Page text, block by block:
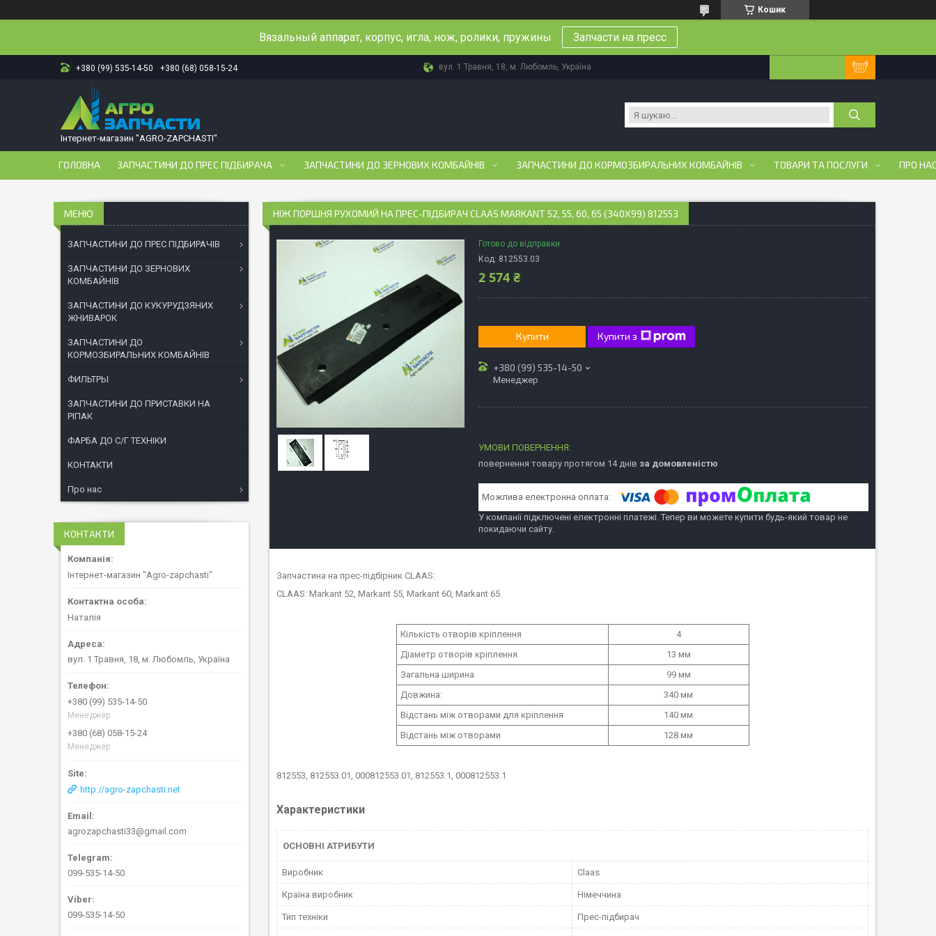
Кошик
Вязальный аппарат, корпус, игла, нож, ролики, пружины Запчасти на пресс
+380 (99) 535-14-50 +380 (68) 058-15-24 вул. 1 Травня, 18, м. Любомль, Україна
Інтернет-магазин "AGRO-ZAPCHASTI"
ГОЛОВНА ЗАПЧАСТИНИ ДО ПРЕС ПІДБИРАЧА ЗАПЧАСТИНИ ДО ЗЕРНОВИХ КОМБАЙНІВ ЗАПЧАСТИНИ ДО КОРМОЗБИРАЛЬНИХ КОМБАЙНІВ ТОВАРИ ТА ПОСЛУГИ ПРО
НІЖ ПОРШНЯ РУХОМИЙ НА ПРЕС-ПІДБИРАЧ CLAAS MARKANT 52, 55, 60, 65 (340X99) 812553
Готово до відправки
Код: 812553.03
2 574 ₴
Купити Купити з
+380 (99) 535-14-50
Менеджер
повернення товару протягом 14 днів за домовленістю
У компанії підключені електронні платежі. Тепер ви можете купити будь-який товар не
покидаючи сайту.
Запчастина на прес-підбірник CLAAS:
CLAAS: Markant 52, Markant 55, Markant 60, Markant 65.
Кількість отворів кріплення
4
Діаметр отворів кріплення
13 мм
Загальна ширина
99 мм
Довжина:
340 мм
Відстань між отворами для кріплення
140 мм
Відстань між отворами
128 мм
812553, 812553.01, 000812553.01, 812553.1, 000812553.1
Характеристики
ОСНОВНІ АТРИБУТИ
Виробник Claas
Країна виробник Німеччина
Тип техніки Прес-підбирач
ЗАПЧАСТИНИ ДО ПРЕС ПІДБИРАЧІВ
ЗАПЧАСТИНИ ДО ЗЕРНОВИХ
КОМБАЙНІВ
ЗАПЧАСТИНИ ДО КУКУРУДЗЯНИХ
ЖНИВАРОК
ЗАПЧАСТИНИ ДО
КОРМОЗБИРАЛЬНИХ КОМБАЙНІВ
ФИЛЬТРЫ
ЗАПЧАСТИНИ ДО ПРИСТАВКИ НА
РІПАК
ФАРБА ДО С/Г ТЕХНІКИ
КОНТАКТИ
Про нас
КОНТАКТИ
Інтернет-магазин "Agro-zapchasti"
Наталія
вул. 1 Травня, 18, м. Любомль, Україна
+380 (99) 535-14-50
Менеджер
+380 (68) 058-15-24
Менеджер
http://agro-zapchasti.net
agrozapchasti33@gmail.com
099-535-14-50
099-535-14-50